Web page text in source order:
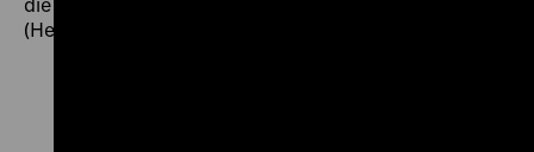
(Henryk Goldberg,